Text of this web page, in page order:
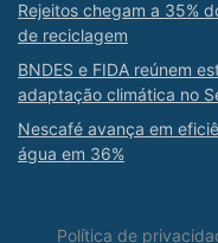
Rejeitos chegam a 35%
de reciclagem
BNDES e FIDA reúnem
adaptação climática no
Nescafé avança em
água em 36%
Política de